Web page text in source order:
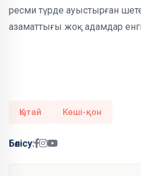
ресми түрде ауыстырған
азаматтығы жоқ адамдар
Қытай Көші-қон
Бөлісу: